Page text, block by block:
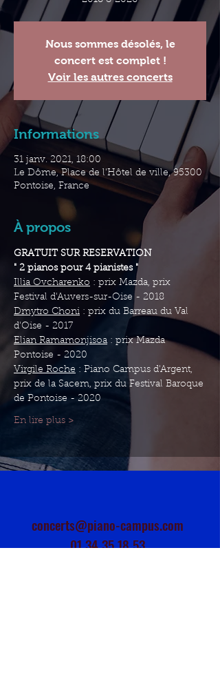
Nous sommes désolés, le
concert est complet !
Voir les autres concerts
Informations
31 janv. 2021, 18:00
Le Dôme, Place de l'Hôtel de ville, 95300
Pontoise, France
À propos
GRATUIT SUR RESERVATION
" 2 pianos pour 4 pianistes "
Illia Ovcharenko : prix Mazda, prix
Festival d'Auvers-sur-Oise - 2018
Dmytro Choni : prix du Barreau du Val
d'Oise - 2017
Elian Ramamonjisoa : prix Mazda
Pontoise - 2020
Virgile Roche : Piano Campus d'Argent,
prix de la Sacem, prix du Festival Baroque
de Pontoise - 2020
En lire plus >
concerts@piano-campus.com
01 34 35 18 53